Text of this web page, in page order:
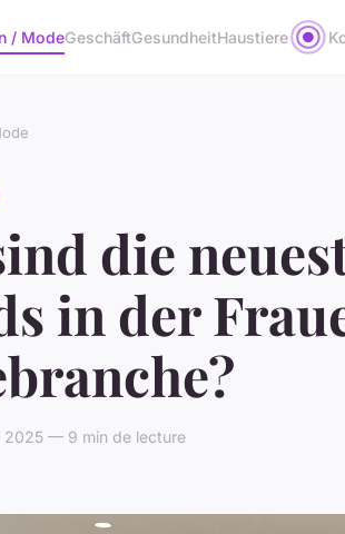
/ ModeGeschäftGesundheitHaustiere
die
in der
— 9 min de lecture